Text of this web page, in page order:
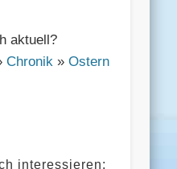
aktuell?
Chronik »Ostern
interessieren: